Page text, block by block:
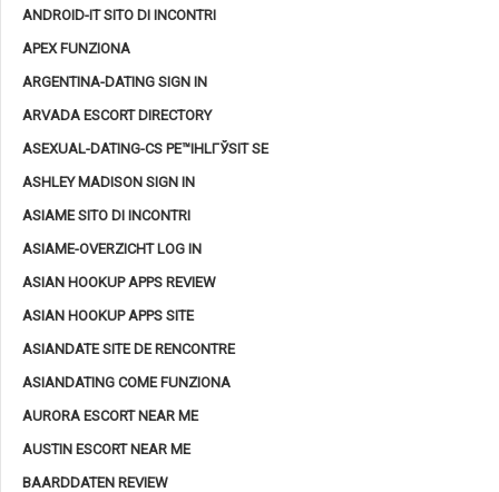
ANDROID-IT SITO DI INCONTRI
APEX FUNZIONA
ARGENTINA-DATING SIGN IN
ARVADA ESCORT DIRECTORY
ASEXUAL-DATING-CS PЕ™IHLГЎSIT SE
ASHLEY MADISON SIGN IN
ASIAME SITO DI INCONTRI
ASIAME-OVERZICHT LOG IN
ASIAN HOOKUP APPS REVIEW
ASIAN HOOKUP APPS SITE
ASIANDATE SITE DE RENCONTRE
ASIANDATING COME FUNZIONA
AURORA ESCORT NEAR ME
AUSTIN ESCORT NEAR ME
BAARDDATEN REVIEW